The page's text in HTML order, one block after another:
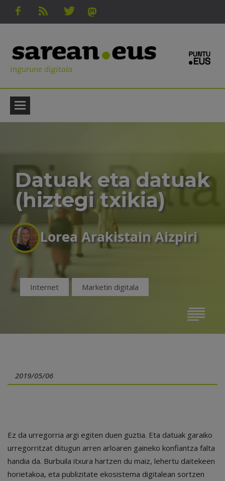
ingurune digitala
Datuak eta datuak
(hiztegi txikia)
Lorea Arakistain Aizpiri
Internet Marketin digitala
2019/05/06
Ez da urregorria argi egiten duen guztia. Eta datuak garaiko
urregorritzat ditugun arren arloaren gaineko konfiantza falta
handia da. Burbuila itxura hartzen du maiz, lehertu daitekeen
horietakoa, eta publizitate ekosistema digitalean sortzen